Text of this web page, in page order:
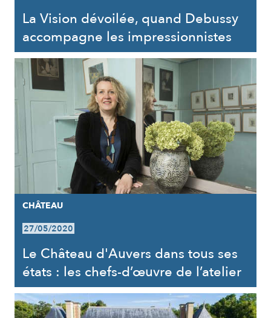
La Vision dévoilée, quand Debussy
accompagne les impressionnistes
CHÂTEAU
27/05/2020
Le Château d'Auvers dans tous ses
états : les chefs-d’œuvre de l’atelier